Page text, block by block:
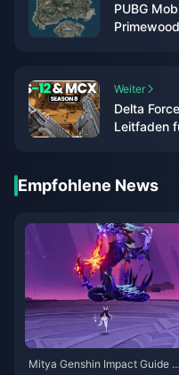
PUBG
Weiter
Delta
Leitfaden
Empfohlene News
Mitya Genshin Impact Guide |